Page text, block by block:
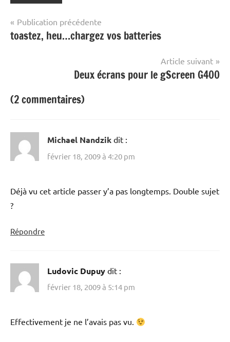
Navigation
de
Publication précédente
toastez, heu…chargez vos batteries
Article suivant
Deux écrans pour le gScreen G400
(2 commentaires)
Michael Nandzik dit :
février 18, 2009 à 4:20 pm
Déjà vu cet article passer y’a pas longtemps. Double sujet
?
Répondre
Ludovic Dupuy dit :
février 18, 2009 à 5:14 pm
Effectivement je ne l’avais pas vu.